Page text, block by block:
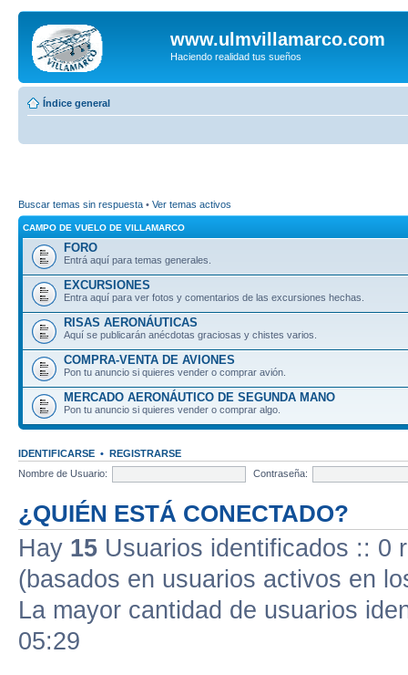
www.ulmvillamarco.com
Haciendo realidad tus sueños
Índice general
Buscar temas sin respuesta • Ver temas activos
CAMPO DE VUELO DE VILLAMARCO
FORO
Entrá aquí para temas generales.
EXCURSIONES
Entra aquí para ver fotos y comentarios de las excursiones hechas.
RISAS AERONÁUTICAS
Aquí se publicarán anécdotas graciosas y chistes varios.
COMPRA-VENTA DE AVIONES
Pon tu anuncio si quieres vender o comprar avión.
MERCADO AERONÁUTICO DE SEGUNDA MANO
Pon tu anuncio si quieres vender o comprar algo.
IDENTIFICARSE • REGISTRARSE
Nombre de Usuario:
Contraseña:
¿QUIÉN ESTÁ CONECTADO?
Hay 15 Usuarios identificados :: 0
(basados en usuarios activos en
La mayor cantidad de usuarios
05:29